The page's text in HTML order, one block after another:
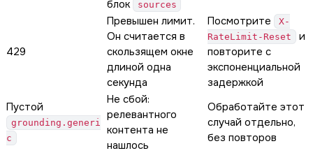
блок
sources
429
Превышен лимит.
Он считается в
скользящем окне
длиной одна
секунда
Посмотрите
X-
RateLimit-Reset
и
повторите с
экспоненциальной
задержкой
Пустой
grounding.generi
c
Не сбой:
релевантного
контента не
нашлось
Обработайте этот
случай отдельно,
без повторов